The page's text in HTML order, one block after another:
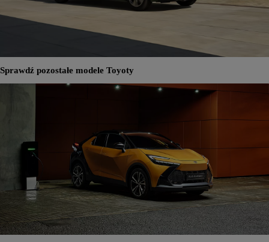
Sprawdź pozostałe modele Toyoty